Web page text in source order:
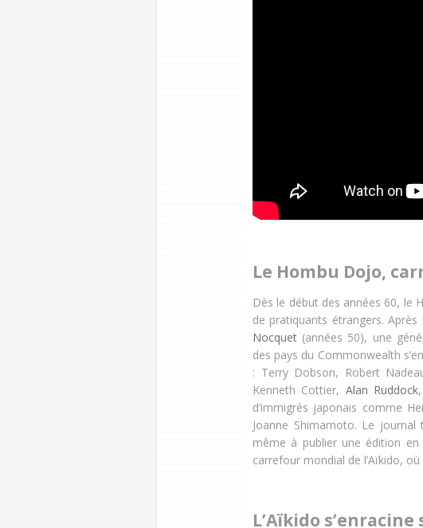
Le Hombu Dojo,
Dès le début des années 60, le
de pratiquants étrangers. Après
Nocquet (années 50), une
des pays du Commonwealth
: Terry Dobson, Robert
Kenneth Cottier, Alan Ruddock
d’immigrés japonais comme
Joanne Shimamoto. Le journal
même à publier une édition
carrefour mondial de l’Aïkido,
L’Aïkido